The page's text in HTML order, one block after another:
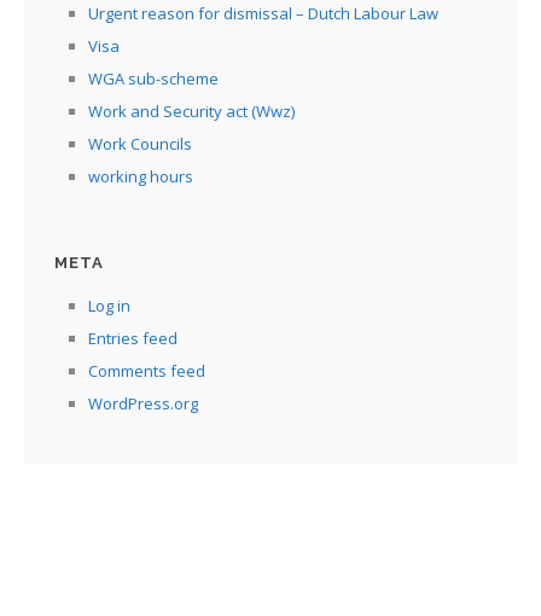
Urgent reason for dismissal – Dutch Labour Law
Visa
WGA sub-scheme
Work and Security act (Wwz)
Work Councils
working hours
META
Log in
Entries feed
Comments feed
WordPress.org